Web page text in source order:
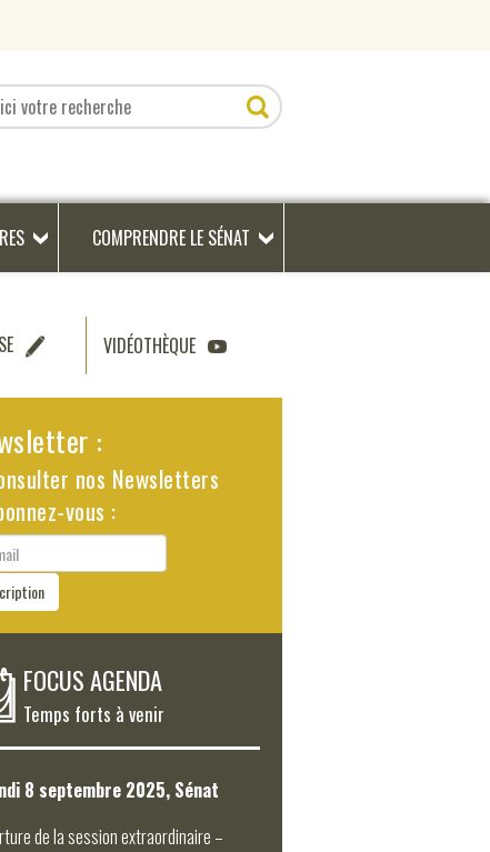
COMPRENDRE LE SÉNAT
VIDÉOTHÈQUE
:
nos Newsletters
vous :
FOCUS AGENDA
Temps forts à venir
8 septembre 2025, Sénat
de la session extraordinaire –